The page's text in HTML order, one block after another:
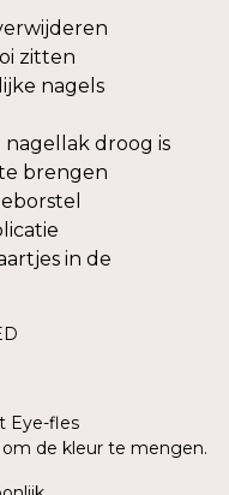
zitten
nagels
droog is
brengen
in de
Eye-fles
de kleur te mengen.